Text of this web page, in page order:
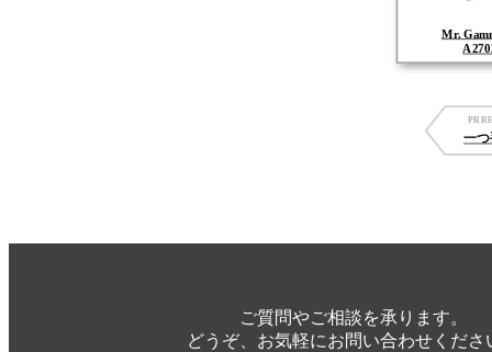
Mr.
一
ご質問やご相談を承ります。
どうぞ、お気軽にお問い合わせくださ